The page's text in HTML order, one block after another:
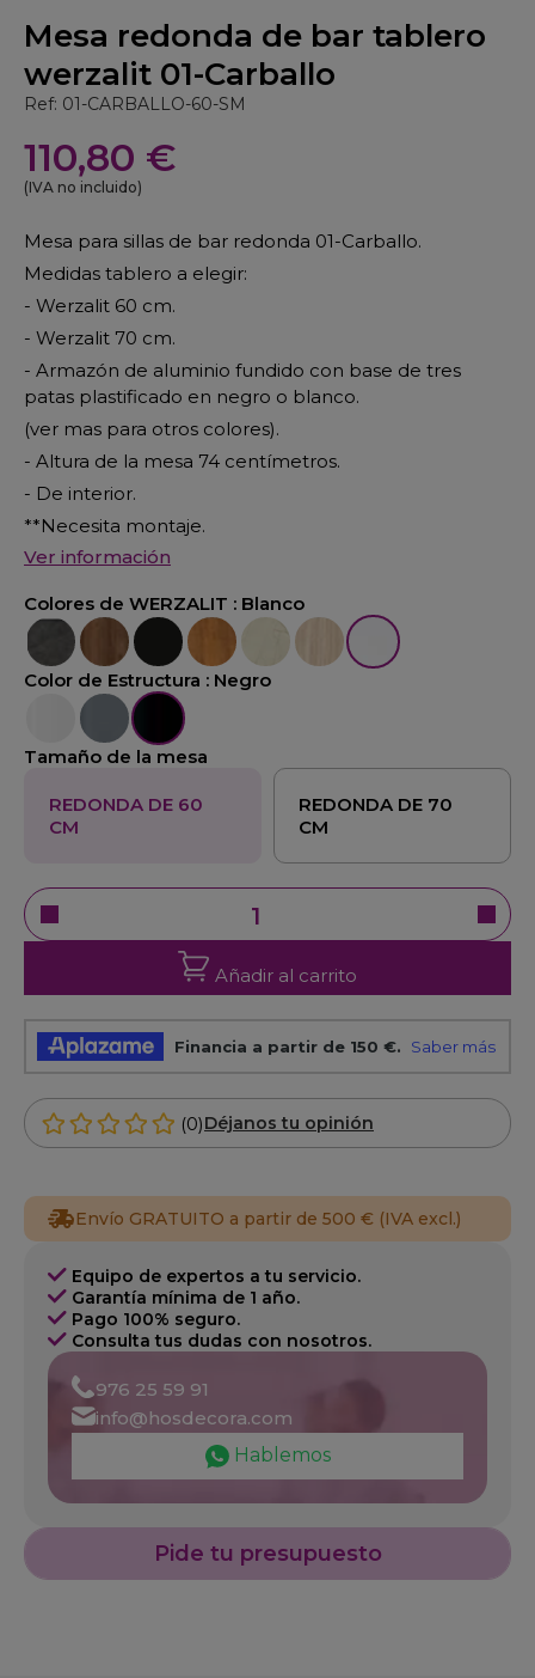
Mesa redonda de bar tablero
werzalit 01-Carballo
Ref: 01-CARBALLO-60-SM
110,80 €
(IVA no incluido)
Mesa para sillas de bar redonda 01-Carballo.
Medidas tablero a elegir:
- Werzalit 60 cm.
- Werzalit 70 cm.
- Armazón de aluminio fundido con base de tres
patas plastificado en negro o blanco.
(ver mas para otros colores).
- Altura de la mesa 74 centímetros.
- De interior.
**Necesita montaje.
Ver información
Colores de WERZALIT : Blanco
CementoNogal Cañon
NegroPino Marmol Golden
Velur Blanco
Color de Estructura : Negro
BlancoAluminioNegro
Tamaño de la mesa
REDONDA DE 60
CM
REDONDA DE 70
CM
Añadir al carrito
(0)Déjanos tu opinión
Envío GRATUITO a partir de 500 € (IVA excl.)
Equipo de expertos a tu servicio.
Garantía mínima de 1 año.
Pago 100% seguro.
Consulta tus dudas con nosotros.
976 25 59 91
info@hosdecora.com
Hablemos
Pide tu presupuesto